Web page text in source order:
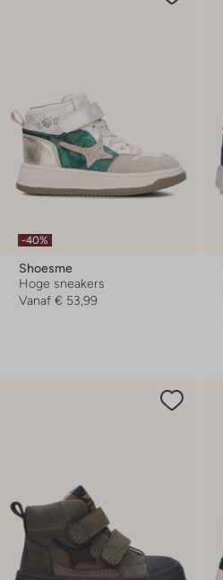
-40%
Shoesme
Hoge sneakers
Vanaf € 53,99